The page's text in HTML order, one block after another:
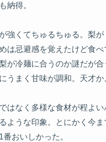
納得。
強くてちゅるちゅる。梨が
は忌避感を覚えたけど食べ
が冷麺に合うのか謎だが合
うまく甘味が調和。天才か
はなく多様な食材が程よい
ような印象。とにかく今ま
おいしかった。